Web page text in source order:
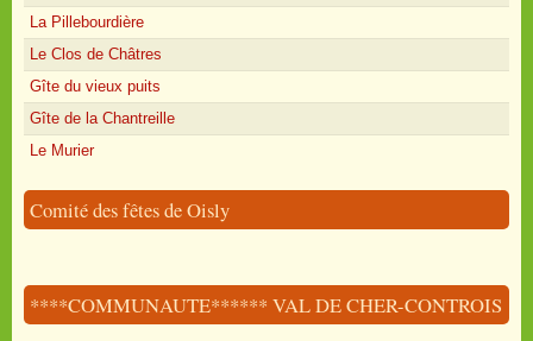
La Pillebourdière
Le Clos de Châtres
Gîte du vieux puits
Gîte de la Chantreille
Le Murier
Comité des fêtes de Oisly
****COMMUNAUTE****** VAL DE CHER-CONTROIS